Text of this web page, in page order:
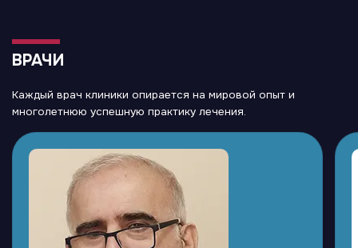
ВРАЧИ
Каждый врач клиники опирается на мировой опыт и
многолетнюю успешную практику лечения.